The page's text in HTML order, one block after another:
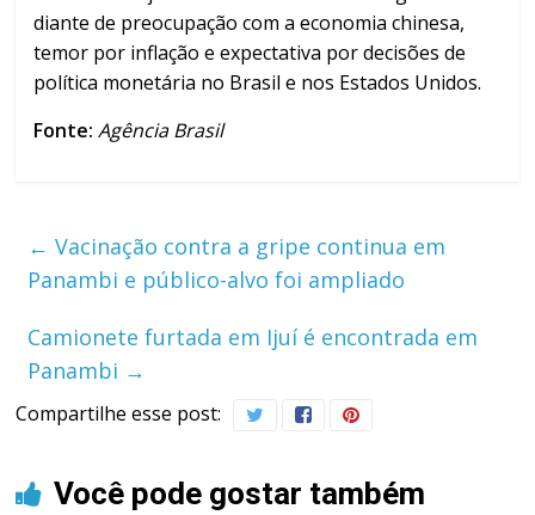
diante de preocupação com a economia chinesa,
temor por inflação e expectativa por decisões de
política monetária no Brasil e nos Estados Unidos.
Fonte:Agência Brasil
← Vacinação contra a gripe continua em
Panambi e público-alvo foi ampliado
Camionete furtada em Ijuí é encontrada em
Panambi →
Compartilhe esse post:
Você pode gostar também